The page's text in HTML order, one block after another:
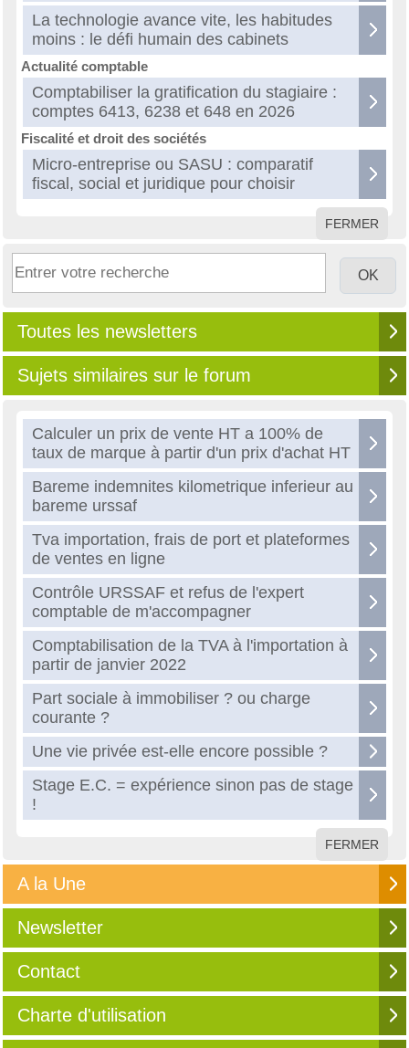
La technologie avance vite, les habitudes
moins : le défi humain des cabinets
Actualité comptable
Comptabiliser la gratification du stagiaire :
comptes 6413, 6238 et 648 en 2026
Fiscalité et droit des sociétés
Micro-entreprise ou SASU : comparatif
fiscal, social et juridique pour choisir
FERMER
Toutes les newsletters
Sujets similaires sur le forum
Calculer un prix de vente HT a 100% de
taux de marque à partir d'un prix d'achat HT
Bareme indemnites kilometrique inferieur au
bareme urssaf
Tva importation, frais de port et plateformes
de ventes en ligne
Contrôle URSSAF et refus de l'expert
comptable de m'accompagner
Comptabilisation de la TVA à l'importation à
partir de janvier 2022
Part sociale à immobiliser ? ou charge
courante ?
Une vie privée est-elle encore possible ?
Stage E.C. = expérience sinon pas de stage
!
FERMER
A la Une
Newsletter
Contact
Charte d'utilisation